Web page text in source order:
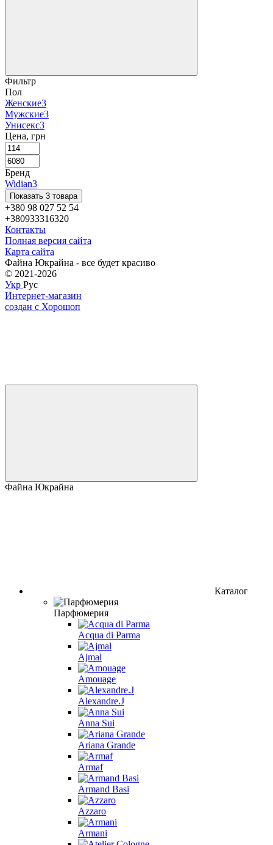
Фильтр
Пол
Женские3
Мужские3
Унисекс3
Цена, грн
Бренд
Widian3
Показать 3 товара
+380 98 027 52 54
+380933316320
Контакты
Полная версия сайта
Карта сайта
Файна Юкрайна - все будет красиво
© 2021-2026
Укр Рус
Интернет-магазин
создан с Хорошоп
Файна Юкрайна
Каталог
Парфюмерия
Acqua di Parma
Ajmal
Amouage
Alexandre.J
Anna Sui
Ariana Grande
Armaf
Armand Basi
Azzaro
Armani